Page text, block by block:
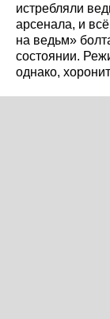
истребляли
арсенала, и
на ведьм»
состоянии.
однако,